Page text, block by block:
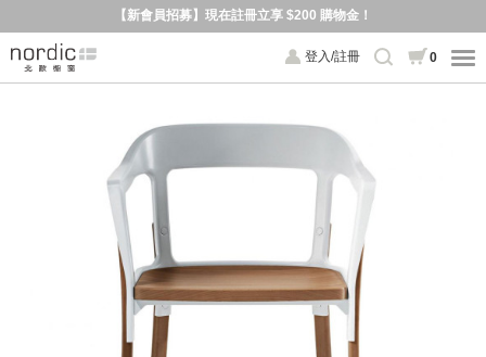
【新會員招募】現在註冊立享 $200 購物金！
登入/註冊 0